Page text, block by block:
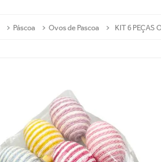
Páscoa Ovos de Pascoa KIT 6 PEÇAS